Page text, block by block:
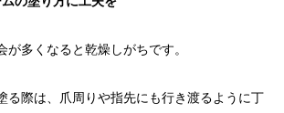
が多くなると乾燥しがちです。
る際は、爪周りや指先にも行き渡るように丁